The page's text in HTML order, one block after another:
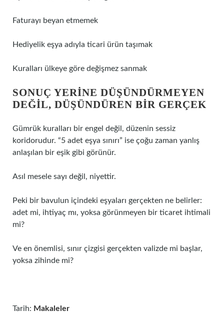
Faturayı beyan etmemek
Hediyelik eşya adıyla ticari ürün taşımak
Kuralları ülkeye göre değişmez sanmak
SONUÇ YERINE DÜŞÜNDÜRMEYEN
DEĞIL, DÜŞÜNDÜREN BIR GERÇEK
Gümrük kuralları bir engel değil, düzenin sessiz
koridorudur. “5 adet eşya sınırı” ise çoğu zaman yanlış
anlaşılan bir eşik gibi görünür.
Asıl mesele sayı değil, niyettir.
Peki bir bavulun içindeki eşyaları gerçekten ne belirler:
adet mi, ihtiyaç mı, yoksa görünmeyen bir ticaret ihtimali
mi?
Ve en önemlisi, sınır çizgisi gerçekten valizde mi başlar,
yoksa zihinde mi?
Tarih: Makaleler